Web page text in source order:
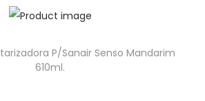
P/Sanair Senso Mandarim
610ml.